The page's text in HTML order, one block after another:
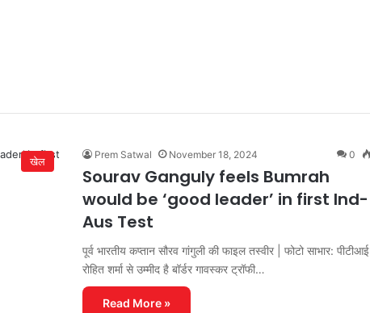
खेल
Prem Satwal November 18, 2024 0
Sourav Ganguly feels Bumrah
would be ‘good leader’ in first Ind-
Aus Test
पूर्व भारतीय कप्तान सौरव गांगुली की फाइल तस्वीर | फोटो साभार: पीटीआई
रोहित शर्मा से उम्मीद है बॉर्डर गावस्कर ट्रॉफी…
Read More »